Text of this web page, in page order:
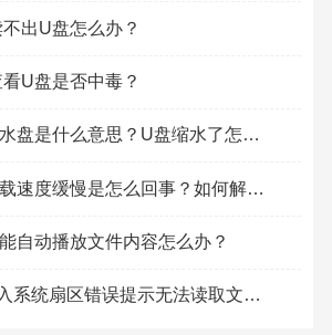
出U盘怎么办？
U盘是否中毒？
U盘缩水盘是什么意思？U盘缩水了怎么复原？
U盘加载速度缓慢是怎么回事？如何解决U盘加载缓慢？
自动播放文件内容怎么办？
u盘写入系统扇区错误提示无法读取文件怎么办？